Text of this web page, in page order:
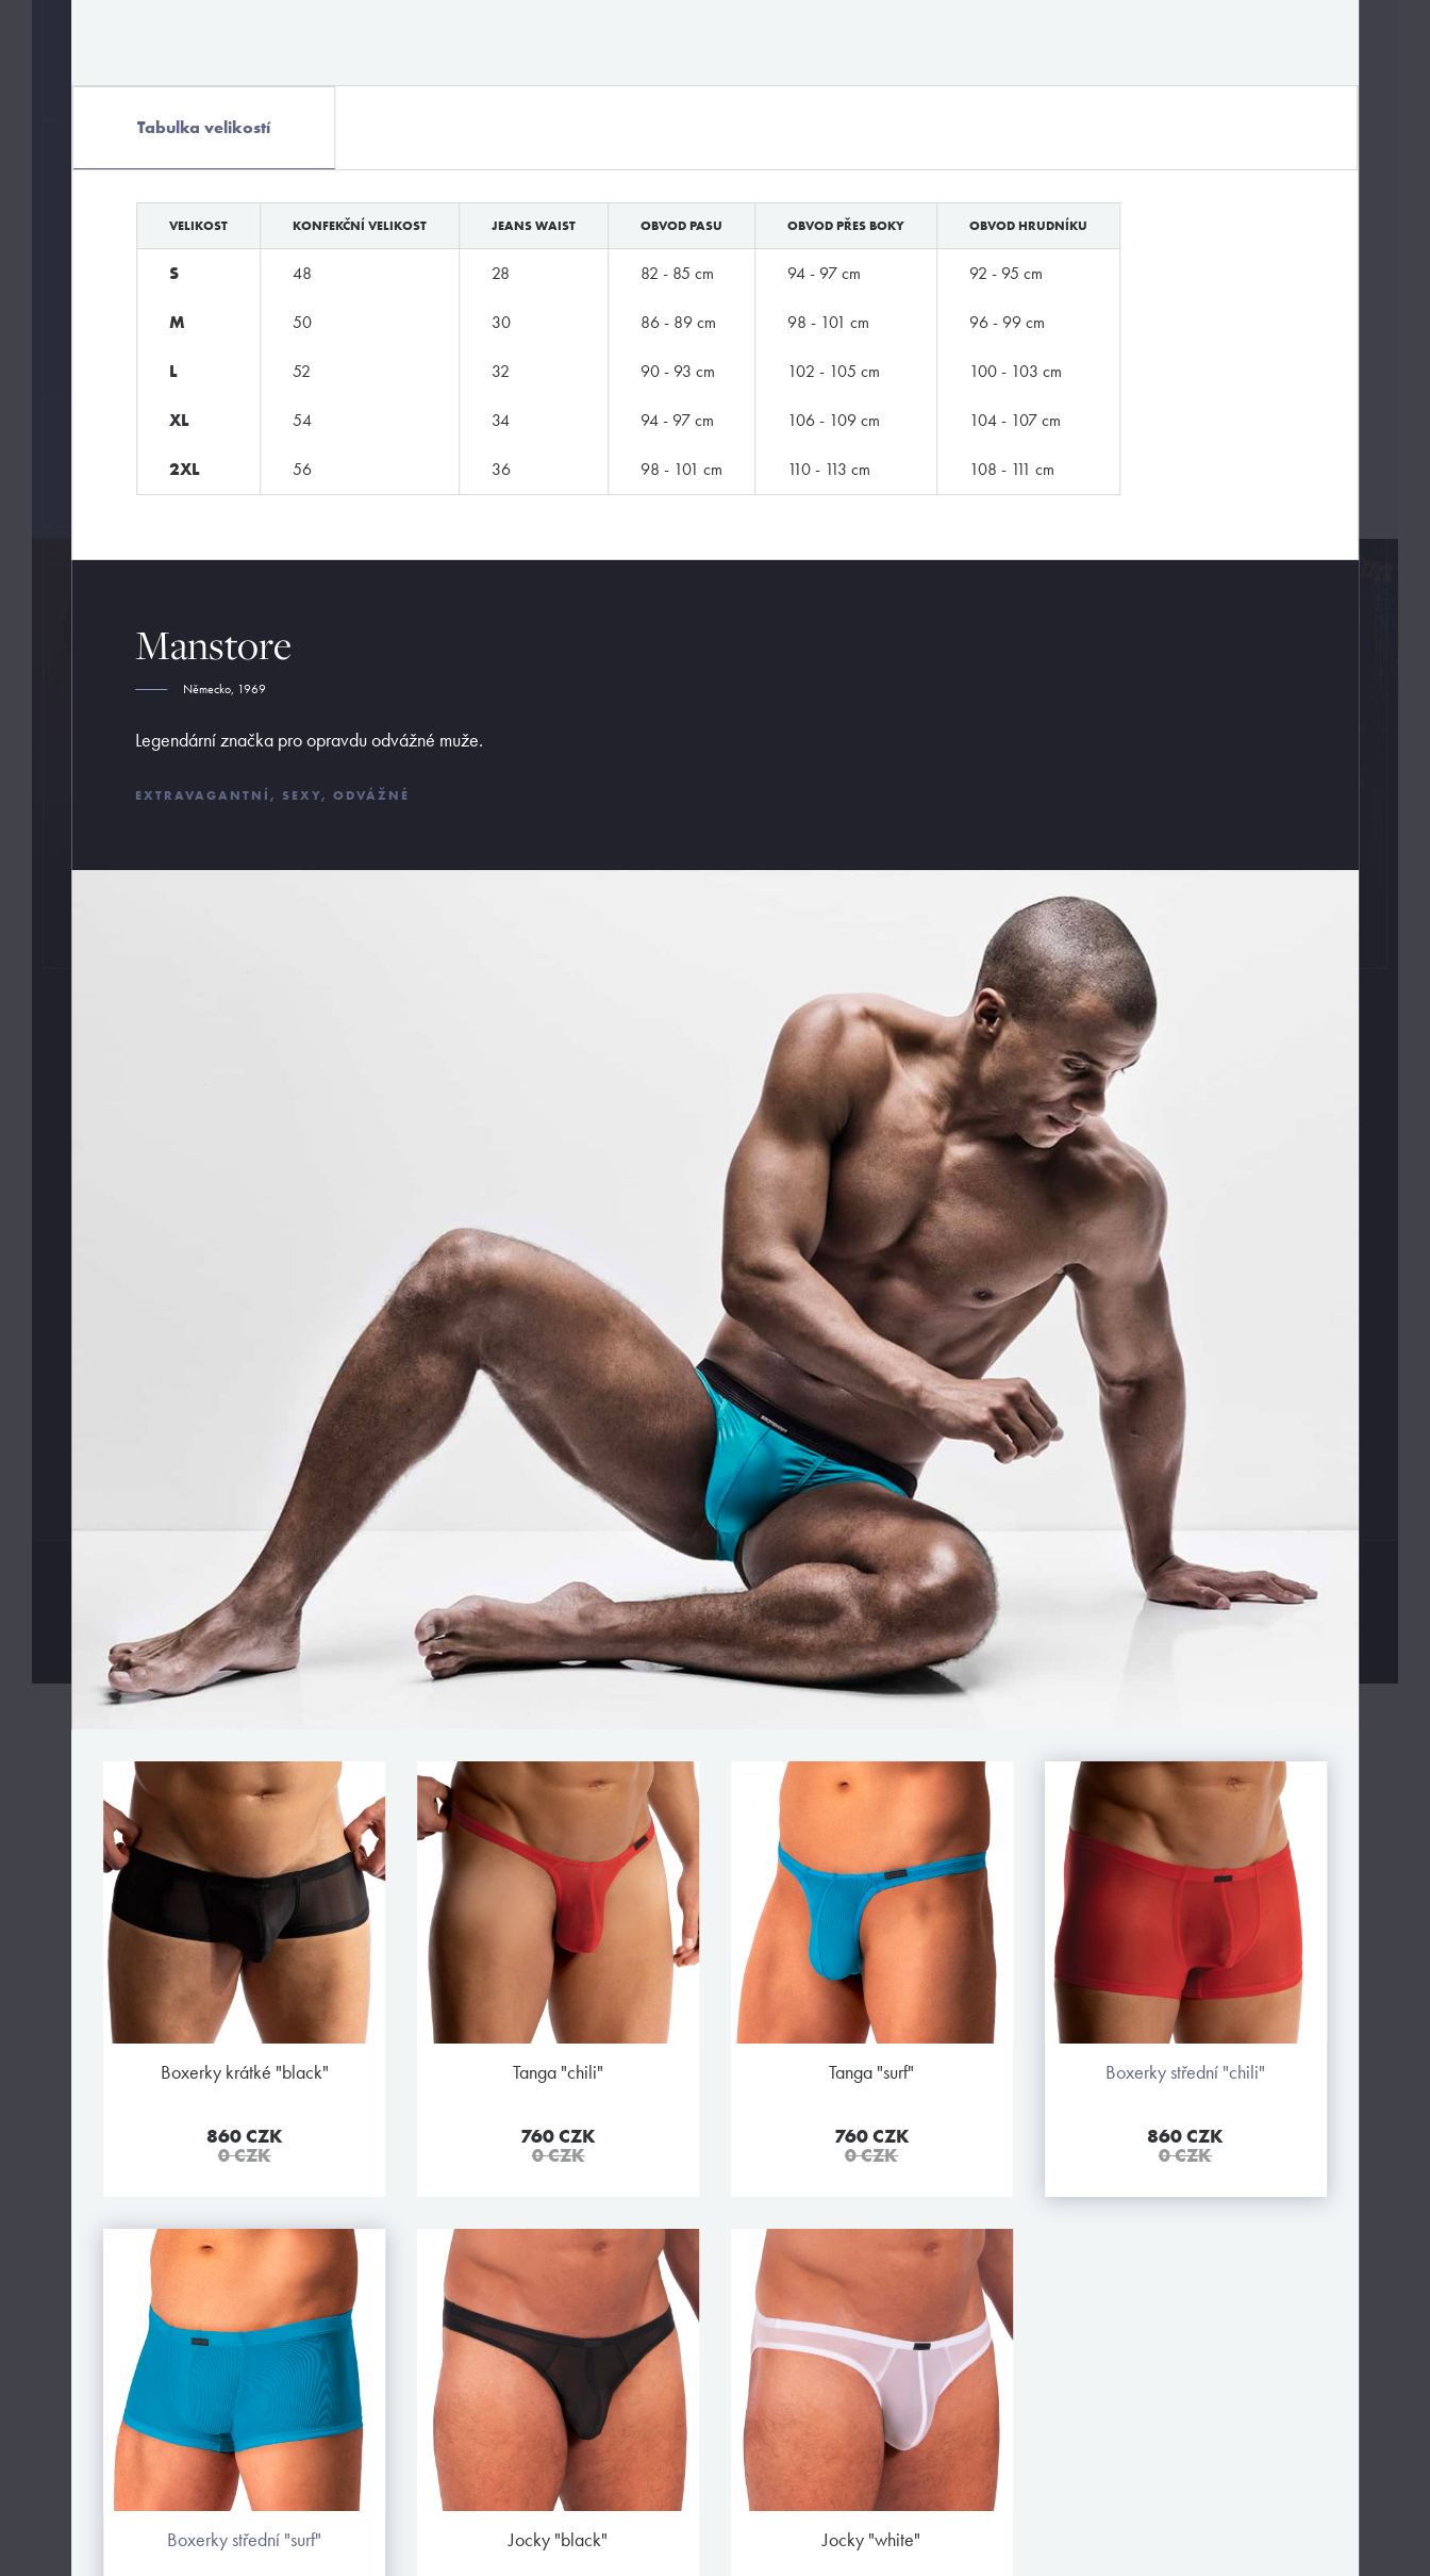
Tabulka velikostí
VELIKOST KONFEKČNÍ VELIKOST JEANS WAIST OBVOD PASU OBVOD PŘES BOKY OBVOD HRUDNÍKU
S 48 28 82 - 85 cm 94 - 97 cm 92 - 95 cm
M 50 30 86 - 89 cm 98 - 101 cm 96 - 99 cm
L 52 32 90 - 93 cm 102 - 105 cm 100 - 103 cm
XL 54 34 94 - 97 cm 106 - 109 cm 104 - 107 cm
2XL 56 36 98 - 101 cm 110 - 113 cm 108 - 111 cm
Manstore
Německo, 1969
Legendární značka pro opravdu odvážné muže.
EXTRAVAGANTNÍ, SEXY, ODVÁŽNÉ
boxerky krátké "black"
860 CZK
0 CZK
tanga "chili"
760 CZK
0 CZK
tanga "surf"
760 CZK
0 CZK
boxerky střední "chili"
860 CZK
0 CZK
boxerky střední "surf" jocky "black" jocky "white"
HODÍ SE
Basic
Exclusive
Extravagant
Pánské módní prádlo
Manstore
odebírat novinky
Manstore
Tommy Hilfiger
Ralph Lauren
Ermenegildo Zegna
Calvin Klein
Boxerky
Slipy
Tanga, jocky
Legíny a body
Trika, tilka
Pyžama, volný čas
Plavky
Kontakty
(+420)
E:
butler@mybutler.cz
ADRESA
Opletalova 9
Praha 1, 110 00
E-SHOP
Obchodní podmínky
Platební podmínky
Vrácení zboží
2013 - 2026, Všechna práva vyhrazena. Kopírování či šíření obsahu bez předchozího souhlasu provozovatele zakázáno. Václav Kusák